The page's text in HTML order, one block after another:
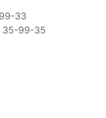
33
35-99-35